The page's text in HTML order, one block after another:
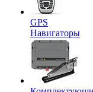
GPS
Навигаторы